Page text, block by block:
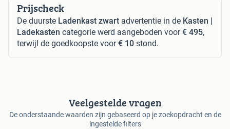
Prijscheck
De duurste Ladenkast zwart advertentie in de Kasten |
Ladekasten categorie werd aangeboden voor€ 495,
terwijl de goedkoopste voor€ 10 stond.
Veelgestelde vragen
De onderstaande waarden zijn gebaseerd op je zoekopdracht en de
ingestelde filters